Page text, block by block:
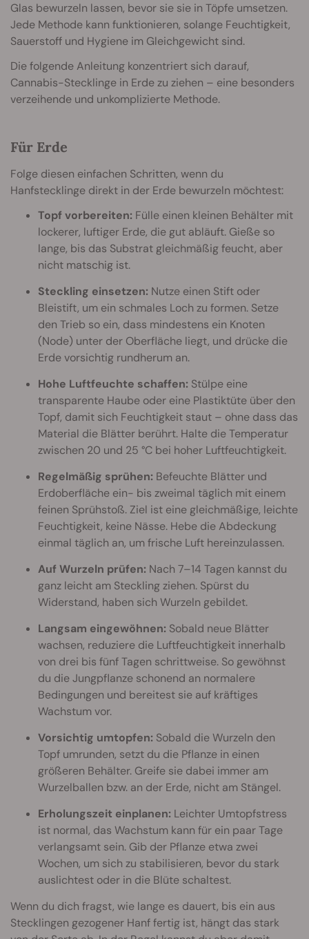
Glas bewurzeln lassen, bevor sie sie in Töpfe umsetzen.
Jede Methode kann funktionieren, solange Feuchtigkeit,
Sauerstoff und Hygiene im Gleichgewicht sind.
Die folgende Anleitung konzentriert sich darauf,
Cannabis-Stecklinge in Erde zu ziehen – eine besonders
verzeihende und unkomplizierte Methode.
Für Erde
Folge diesen einfachen Schritten, wenn du
Hanfstecklinge direkt in der Erde bewurzeln möchtest:
Topf vorbereiten: Fülle einen kleinen Behälter mit
lockerer, luftiger Erde, die gut abläuft. Gieße so
lange, bis das Substrat gleichmäßig feucht, aber
nicht matschig ist.
Steckling einsetzen: Nutze einen Stift oder
Bleistift, um ein schmales Loch zu formen. Setze
den Trieb so ein, dass mindestens ein Knoten
(Node) unter der Oberfläche liegt, und drücke die
Erde vorsichtig rundherum an.
Hohe Luftfeuchte schaffen: Stülpe eine
transparente Haube oder eine Plastiktüte über den
Topf, damit sich Feuchtigkeit staut – ohne dass das
Material die Blätter berührt. Halte die Temperatur
zwischen 20 und 25 °C bei hoher Luftfeuchtigkeit.
Regelmäßig sprühen: Befeuchte Blätter und
Erdoberfläche ein- bis zweimal täglich mit einem
feinen Sprühstoß. Ziel ist eine gleichmäßige, leichte
Feuchtigkeit, keine Nässe. Hebe die Abdeckung
einmal täglich an, um frische Luft hereinzulassen.
Auf Wurzeln prüfen: Nach 7–14 Tagen kannst du
ganz leicht am Steckling ziehen. Spürst du
Widerstand, haben sich Wurzeln gebildet.
Langsam eingewöhnen: Sobald neue Blätter
wachsen, reduziere die Luftfeuchtigkeit innerhalb
von drei bis fünf Tagen schrittweise. So gewöhnst
du die Jungpflanze schonend an normalere
Bedingungen und bereitest sie auf kräftiges
Wachstum vor.
Vorsichtig umtopfen: Sobald die Wurzeln den
Topf umrunden, setzt du die Pflanze in einen
größeren Behälter. Greife sie dabei immer am
Wurzelballen bzw. an der Erde, nicht am Stängel.
Erholungszeit einplanen: Leichter Umtopfstress
ist normal, das Wachstum kann für ein paar Tage
verlangsamt sein. Gib der Pflanze etwa zwei
Wochen, um sich zu stabilisieren, bevor du stark
auslichtest oder in die Blüte schaltest.
Wenn du dich fragst, wie lange es dauert, bis ein aus
Stecklingen gezogener Hanf fertig ist, hängt das stark